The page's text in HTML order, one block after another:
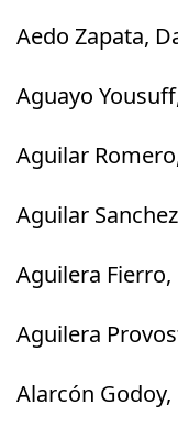
Aedo Zapata,
Aguayo
Aguilar
Aguilar
Aguilera Fierro,
Aguilera
Alarcón